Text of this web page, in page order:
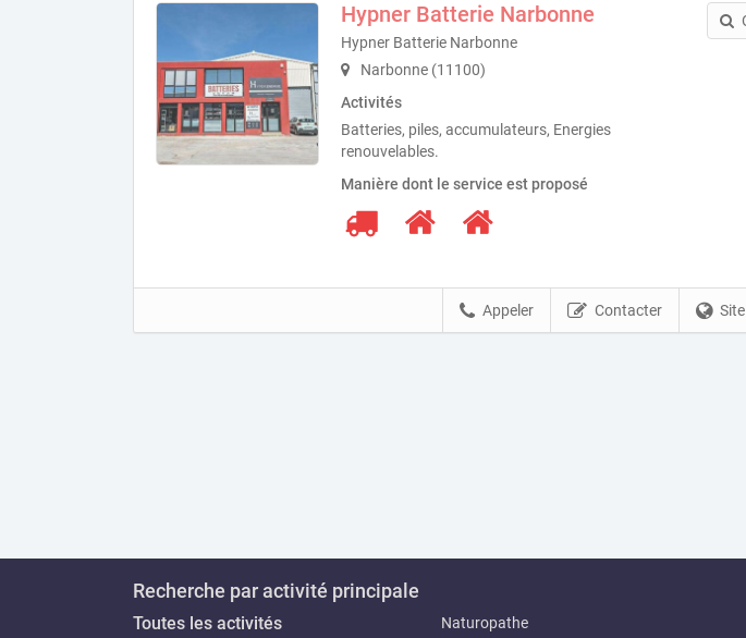
Hypner Batterie Narbonne
Hypner Batterie Narbonne
Narbonne (11100)
Activités
Batteries, piles, accumulateurs, Energies
renouvelables.
Manière dont le service est proposé
Contacter
Appeler
Recherche par activité principale
Toutes les activités
Naturopathe